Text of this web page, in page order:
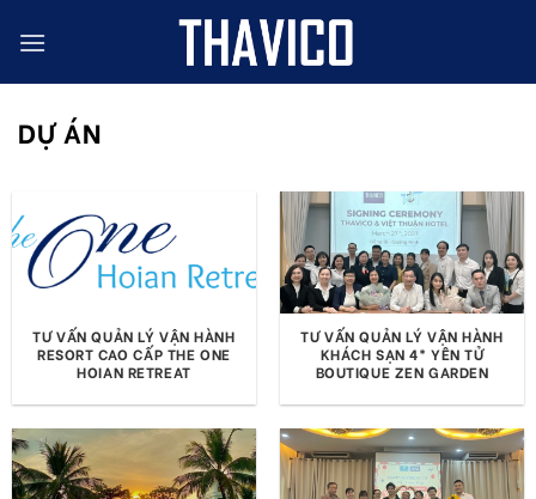
DỰ ÁN
TƯ VẤN QUẢN LÝ VẬN HÀNH
RESORT CAO CẤP THE ONE
HOIAN RETREAT
TƯ VẤN QUẢN LÝ VẬN HÀNH
KHÁCH SẠN 4* YÊN TỬ
BOUTIQUE ZEN GARDEN